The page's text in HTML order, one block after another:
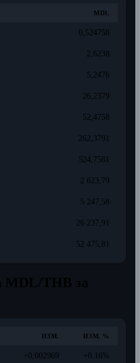
MDL
0,524758
2,6238
5,2476
26,2379
52,4758
262,3791
524,7581
2 623,79
5 247,58
26 237,91
52 475,81
ИЗМ. ИЗМ. %
+0,002969 +0.16%